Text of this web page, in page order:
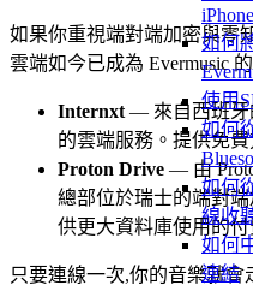
iPhone
如何
使用
如何
如何
線收
如何
連結
如果你重視端對端加密與零
雲端如今已成為 Evermusic
Internxt — 來自西班牙
的雲端服務。提供免
Proton Drive — 由
總部位於瑞士的端對
供更大資料庫使用的付
只要連線一次,你的音樂就